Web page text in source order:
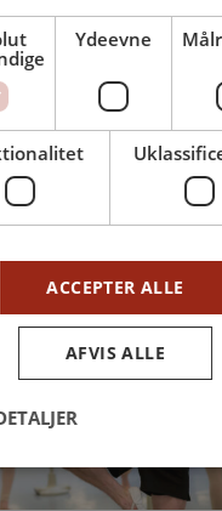
Ydeevne
ACCEPTER ALLE
AFVIS ALLE